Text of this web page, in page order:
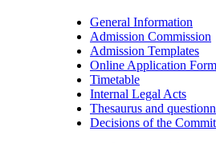
General Information
Admission Commission
Admission Templates
Online Application Form
Timetable
Internal Legal Acts
Thesaurus and
Decisions of the